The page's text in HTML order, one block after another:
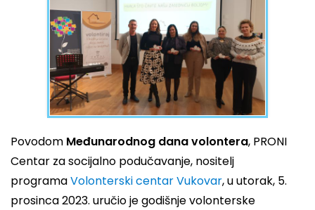
Povodom Međunarodnog dana volontera, PRONI
Centar za socijalno podučavanje, nositelj
programaVolonterski centar Vukovar, u utorak, 5.
prosinca 2023. uručio je godišnje volonterske